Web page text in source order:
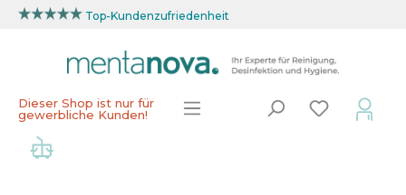
Top-Kundenzufriedenheit
Dieser Shop ist nur für
gewerbliche Kunden!